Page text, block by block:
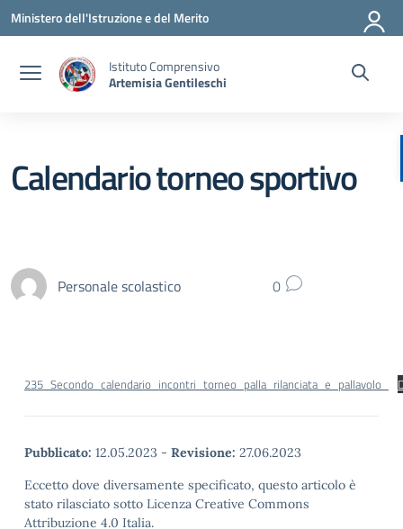
Vai ai contenuti
Vai al menu di navigazione
Vai al footer
Ministero dell'Istruzione e del Merito
Istituto Comprensivo
Artemisia Gentileschi
Calendario torneo sportivo
Personale scolastico 0
235_Secondo_calendario_incontri_torneo_palla_rilanciata_e_pallavolo_
Pubblicato: 12.05.2023 - Revisione: 27.06.2023
Eccetto dove diversamente specificato, questo articolo è
stato rilasciato sotto Licenza Creative Commons
Attribuzione 4.0 Italia.